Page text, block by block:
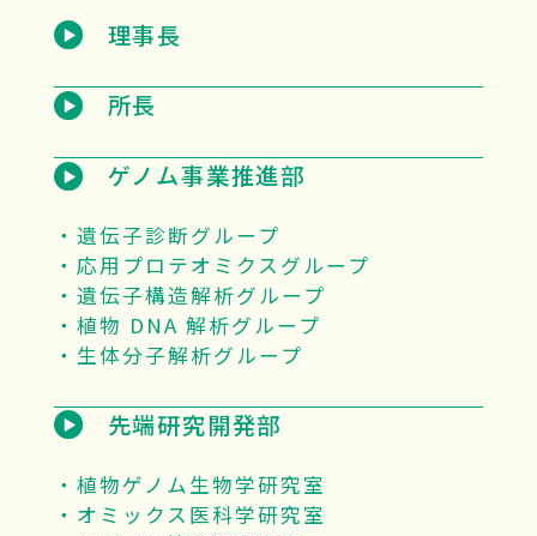
理事長
所長
ゲノム事業推進部
遺伝子診断グループ
応用プロテオミクスグループ
遺伝子構造解析グループ
植物 DNA 解析グループ
生体分子解析グループ
先端研究開発部
植物ゲノム生物学研究室
オミックス医科学研究室